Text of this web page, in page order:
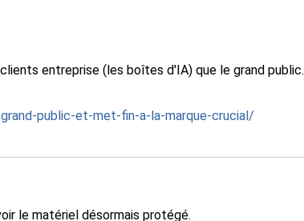
entreprise (les boîtes d'IA) que le grand public.
public-et-met-fin-a-la-marque-crucial/
le matériel désormais protégé.